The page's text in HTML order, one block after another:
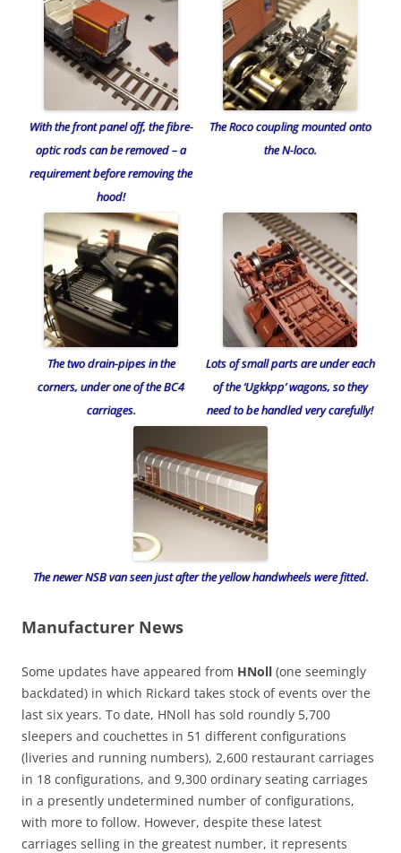
With the front panel off, the fibre-
optic rods can be removed – a
requirement before removing the
hood!
The Roco coupling mounted onto
the N-loco.
The two drain-pipes in the
corners, under one of the BC4
carriages.
Lots of small parts are under each
of the ‘Ugkkpp’ wagons, so they
need to be handled very carefully!
The newer NSB van seen just after the yellow handwheels were fitted.
Manufacturer News
Some updates have appeared from HNoll (one seemingly
backdated) in which Rickard takes stock of events over the
last six years. To date, HNoll has sold roundly 5,700
sleepers and couchettes in 51 different configurations
(liveries and running numbers), 2,600 restaurant carriages
in 18 configurations, and 9,300 ordinary seating carriages
in a presently undetermined number of configurations,
with more to follow. However, despite these latest
carriages selling in the greatest number, it represents